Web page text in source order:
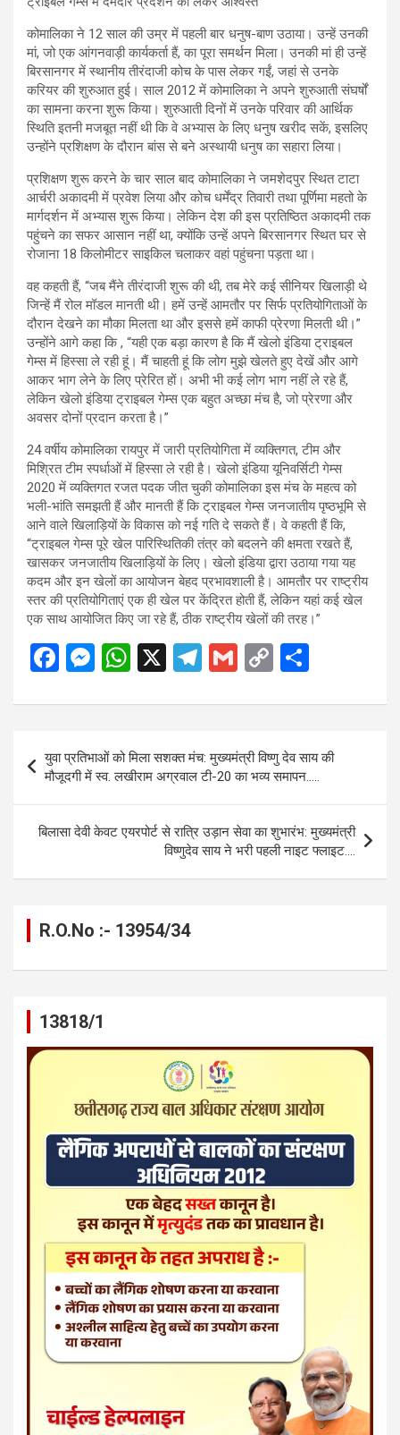
कोमालिका ने 12 साल की उम्र में पहली बार धनुष-बाण उठाया। उन्हें उनकी
मां, जो एक आंगनवाड़ी कार्यकर्ता हैं, का पूरा समर्थन मिला। उनकी मां ही उन्हें
बिरसानगर में स्थानीय तीरंदाजी कोच के पास लेकर गईं, जहां से उनके
करियर की शुरुआत हुई। साल 2012 में कोमालिका ने अपने शुरुआती संघर्षों
का सामना करना शुरू किया। शुरुआती दिनों में उनके परिवार की आर्थिक
स्थिति इतनी मजबूत नहीं थी कि वे अभ्यास के लिए धनुष खरीद सकें, इसलिए
उन्होंने प्रशिक्षण के दौरान बांस से बने अस्थायी धनुष का सहारा लिया।
प्रशिक्षण शुरू करने के चार साल बाद कोमालिका ने जमशेदपुर स्थित टाटा
आर्चरी अकादमी में प्रवेश लिया और कोच धर्मेंद्र तिवारी तथा पूर्णिमा महतो के
मार्गदर्शन में अभ्यास शुरू किया। लेकिन देश की इस प्रतिष्ठित अकादमी तक
पहुंचने का सफर आसान नहीं था, क्योंकि उन्हें अपने बिरसानगर स्थित घर से
रोजाना 18 किलोमीटर साइकिल चलाकर वहां पहुंचना पड़ता था।
वह कहती हैं, “जब मैंने तीरंदाजी शुरू की थी, तब मेरे कई सीनियर खिलाड़ी थे
जिन्हें मैं रोल मॉडल मानती थी। हमें उन्हें आमतौर पर सिर्फ प्रतियोगिताओं के
दौरान देखने का मौका मिलता था और इससे हमें काफी प्रेरणा मिलती थी।”
उन्होंने आगे कहा कि , “यही एक बड़ा कारण है कि मैं खेलो इंडिया ट्राइबल
गेम्स में हिस्सा ले रही हूं। मैं चाहती हूं कि लोग मुझे खेलते हुए देखें और आगे
आकर भाग लेने के लिए प्रेरित हों। अभी भी कई लोग भाग नहीं ले रहे हैं,
लेकिन खेलो इंडिया ट्राइबल गेम्स एक बहुत अच्छा मंच है, जो प्रेरणा और
अवसर दोनों प्रदान करता है।”
24 वर्षीय कोमालिका रायपुर में जारी प्रतियोगिता में व्यक्तिगत, टीम और
मिश्रित टीम स्पर्धाओं में हिस्सा ले रही है। खेलो इंडिया यूनिवर्सिटी गेम्स
2020 में व्यक्तिगत रजत पदक जीत चुकी कोमालिका इस मंच के महत्व को
भली-भांति समझती हैं और मानती हैं कि ट्राइबल गेम्स जनजातीय पृष्ठभूमि से
आने वाले खिलाड़ियों के विकास को नई गति दे सकते हैं। वे कहती हैं कि,
“ट्राइबल गेम्स पूरे खेल पारिस्थितिकी तंत्र को बदलने की क्षमता रखते हैं,
खासकर जनजातीय खिलाड़ियों के लिए। खेलो इंडिया द्वारा उठाया गया यह
कदम और इन खेलों का आयोजन बेहद प्रभावशाली है। आमतौर पर राष्ट्रीय
स्तर की प्रतियोगिताएं एक ही खेल पर केंद्रित होती हैं, लेकिन यहां कई खेल
एक साथ आयोजित किए जा रहे हैं, ठीक राष्ट्रीय खेलों की तरह।”
F
ce
o
o
k
M
se
n
g
er
W
at
s
A
p
p
X
T
e
a
m
G
ail
C
py
Li
n
k
ar
navigation
युवा प्रतिभाओं को मिला सशक्त मंच: मुख्यमंत्री विष्णु देव साय की
मौजूदगी में स्व. लखीराम अग्रवाल टी-20 का भव्य समापन…..
बिलासा देवी केवट एयरपोर्ट से रात्रि उड़ान सेवा का शुभारंभ: मुख्यमंत्री
विष्णुदेव साय ने भरी पहली नाइट फ्लाइट….
R.O.No :- 13954/34
13818/1